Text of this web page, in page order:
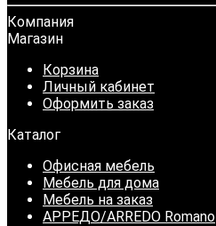
Компания
Магазин
Корзина
Личный кабинет
Оформить заказ
Каталог
Офисная мебель
Мебель для дома
Мебель на заказ
АРРЕДО/ARREDO Romano